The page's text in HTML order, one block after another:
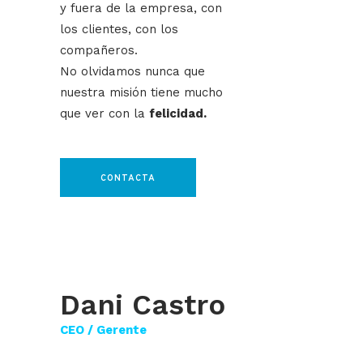
y fuera de la empresa, con
los clientes, con los
compañeros.
No olvidamos nunca que
nuestra misión tiene mucho
que ver con la felicidad.
CONTACTA
Dani Castro
CEO / Gerente